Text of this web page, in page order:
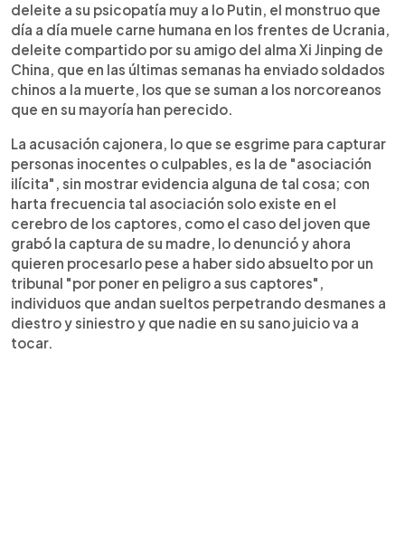
deleite a su psicopatía muy a lo Putin, el monstruo que
día a día muele carne humana en los frentes de Ucrania,
deleite compartido por su amigo del alma Xi Jinping de
China, que en las últimas semanas ha enviado soldados
chinos a la muerte, los que se suman a los norcoreanos
que en su mayoría han perecido.
La acusación cajonera, lo que se esgrime para capturar
personas inocentes o culpables, es la de "asociación
ilícita", sin mostrar evidencia alguna de tal cosa; con
harta frecuencia tal asociación solo existe en el
cerebro de los captores, como el caso del joven que
grabó la captura de su madre, lo denunció y ahora
quieren procesarlo pese a haber sido absuelto por un
tribunal "por poner en peligro a sus captores",
individuos que andan sueltos perpetrando desmanes a
diestro y siniestro y que nadie en su sano juicio va a
tocar.